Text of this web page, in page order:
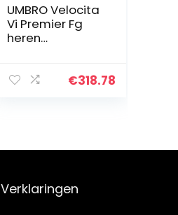
UMBRO Velocita
Vi Premier Fg
heren
€318.78
Verklaringen